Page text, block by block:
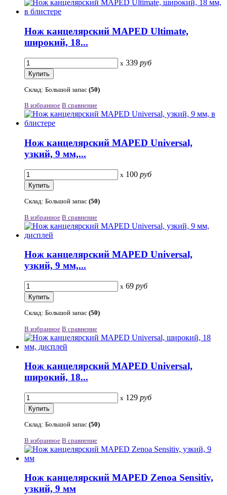
Нож канцелярский MAPED Ultimate,
широкий, 18...
x 339 руб
Склад: Большой запас (50)
В избранное В сравнение
Нож канцелярский MAPED Universal,
узкий, 9 мм,...
x 100 руб
Склад: Большой запас (50)
В избранное В сравнение
Нож канцелярский MAPED Universal,
узкий, 9 мм,...
x 69 руб
Склад: Большой запас (50)
В избранное В сравнение
Нож канцелярский MAPED Universal,
широкий, 18...
x 129 руб
Склад: Большой запас (50)
В избранное В сравнение
Нож канцелярский MAPED Zenoa Sensitiv,
узкий, 9 мм